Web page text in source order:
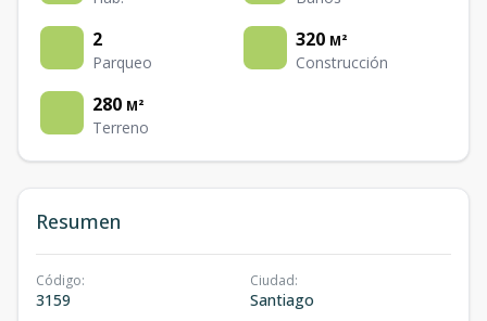
2
Parqueo
320 M²
Construcción
280 M²
Terreno
Resumen
Código:
3159
Ciudad:
Santiago